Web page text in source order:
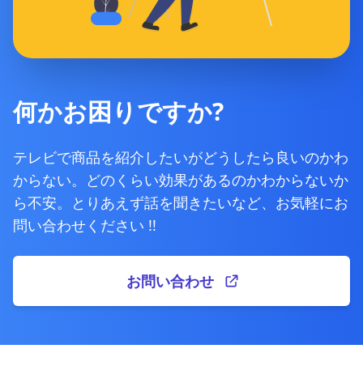
何かお困りですか?
テレビで商品を紹介したいがどうしたら良いのかわ
からない。どのくらい効果があるのかわからないか
ら不安。とりあえず話を聞きたいなど、お気軽にお
問い合わせください !!
お問い合わせ